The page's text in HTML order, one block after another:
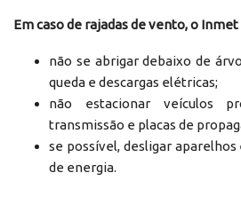
Em caso de rajadas de vento, o
não se abrigar debaixo de
queda e descargas elétricas;
não estacionar veículos
transmissão e placas de
se possível, desligar
de energia.